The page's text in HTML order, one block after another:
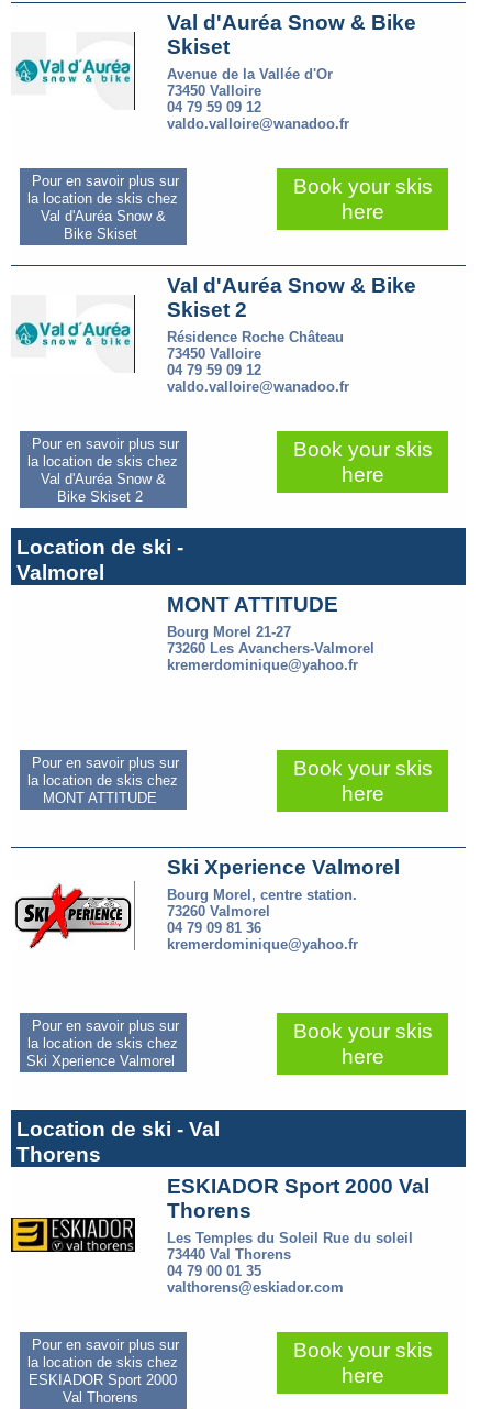
Val d'Auréa Snow & Bike
Skiset
Avenue de la Vallée d'Or
73450 Valloire
04 79 59 09 12
valdo.valloire@wanadoo.fr
Pour en savoir plus sur
la location de skis chez
Val d'Auréa Snow &
Bike Skiset
Book your skis
here
Val d'Auréa Snow & Bike
Skiset 2
Résidence Roche Château
73450 Valloire
04 79 59 09 12
valdo.valloire@wanadoo.fr
Pour en savoir plus sur
la location de skis chez
Val d'Auréa Snow &
Bike Skiset 2
Book your skis
here
Location de ski -
Valmorel
MONT ATTITUDE
Bourg Morel 21-27
73260 Les Avanchers-Valmorel
kremerdominique@yahoo.fr
Pour en savoir plus sur
la location de skis chez
MONT ATTITUDE
Book your skis
here
Ski Xperience Valmorel
Bourg Morel, centre station.
73260 Valmorel
04 79 09 81 36
kremerdominique@yahoo.fr
Pour en savoir plus sur
la location de skis chez
Ski Xperience Valmorel
Book your skis
here
Location de ski - Val
Thorens
ESKIADOR Sport 2000 Val
Thorens
Les Temples du Soleil Rue du soleil
73440 Val Thorens
04 79 00 01 35
valthorens@eskiador.com
Pour en savoir plus sur
la location de skis chez
ESKIADOR Sport 2000
Val Thorens
Book your skis
here